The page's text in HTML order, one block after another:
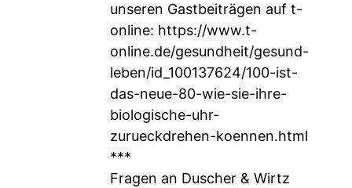
unseren Gastbeiträgen auf t-
online: https://www.t-
online.de/gesundheit/gesund-
leben/id_100137624/100-ist-
das-neue-80-wie-sie-ihre-
biologische-uhr-
zurueckdrehen-koennen.html
***
Fragen an Duscher & Wirtz